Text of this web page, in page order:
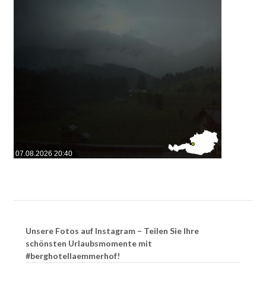
07.08.2026 20:40
Unsere Fotos auf Instagram – Teilen Sie Ihre
schönsten Urlaubsmomente mit
#berghotellaemmerhof!